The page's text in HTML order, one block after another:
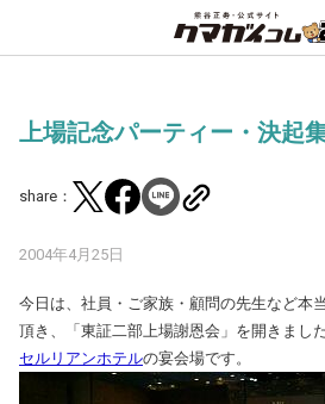
上場記念パーティー・決起
share：
2004年4月25日
今日は、社員・ご家族・顧問の先生など本
頂き、「東証二部上場謝恩会」を開きまし
セルリアンホテルの宴会場です。